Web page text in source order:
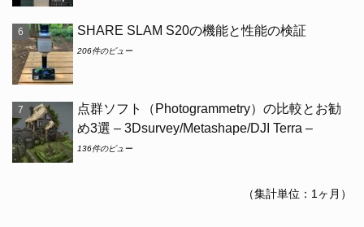
SHARE SLAM S20の機能と性能の検証
206件のビュー
点群ソフト（Photogrammetry）の比較とお勧
め3選 – 3Dsurvey/Metashape/DJI Terra –
136件のビュー
（集計単位：1ヶ月）